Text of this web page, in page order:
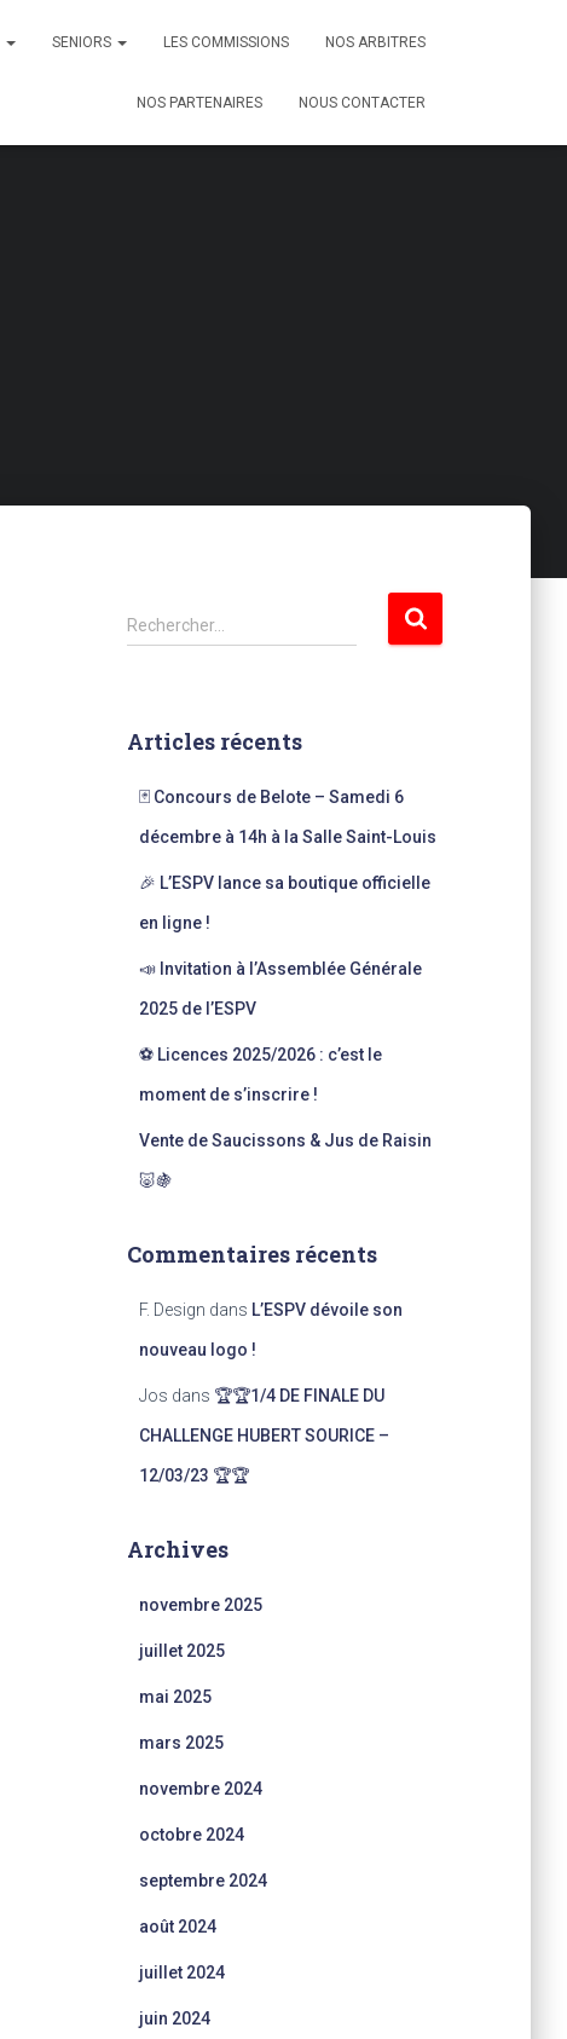
SENIORS LES COMMISSIONS NOS ARBITRES
NOS PARTENAIRES NOUS CONTACTER
R
e
r
Rechercher…
Articles récents
🃏 Concours de Belote – Samedi 6
décembre à 14h à la Salle Saint-Louis
🎉 L’ESPV lance sa boutique officielle
en ligne !
📣 Invitation à l’Assemblée Générale
2025 de l’ESPV
⚽ Licences 2025/2026 : c’est le
moment de s’inscrire !
Vente de Saucissons & Jus de Raisin
🐷🍇
Commentaires récents
F. Design dans L’ESPV dévoile son
nouveau logo !
Jos dans 🏆🏆1/4 DE FINALE DU
CHALLENGE HUBERT SOURICE –
12/03/23 🏆🏆
Archives
novembre 2025
juillet 2025
mai 2025
mars 2025
novembre 2024
octobre 2024
septembre 2024
août 2024
juillet 2024
juin 2024